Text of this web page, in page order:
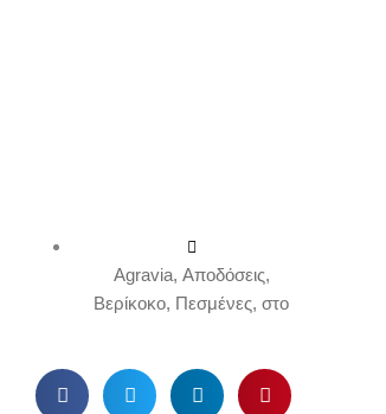
Agravia, Αποδόσεις,
Βερίκοκο, Πεσμένες,στο